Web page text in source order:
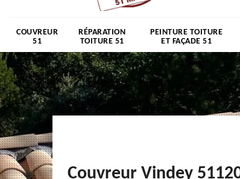
COUVREUR
51
RÉPARATION
TOITURE 51
PEINTURE TOITURE
ET FAÇADE 51
Couvreur Vindey